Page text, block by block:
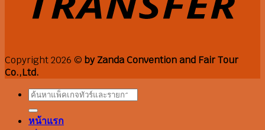
Copyright 2026 © by Zanda Convention and Fair Tour
Co.,Ltd.
Search
for:
หน้าแรก